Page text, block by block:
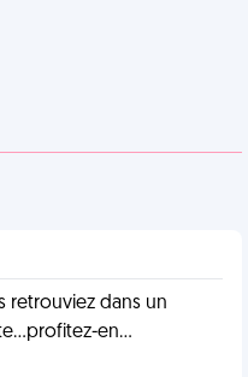
retrouviez dans un
en...